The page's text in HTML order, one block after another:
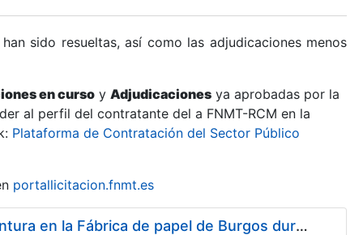
sido resueltas, así como las adjudicaciones menos
en curso y Adjudicaciones ya aprobadas por la
al perfil del contratante del a FNMT-RCM en la
Plataforma de Contratación del Sector Público
portallicitacion.fnmt.es
Servicio de asistencia técnica para la realización de trabajos de pintura en la Fábrica de papel de Burgos durante el año 2014